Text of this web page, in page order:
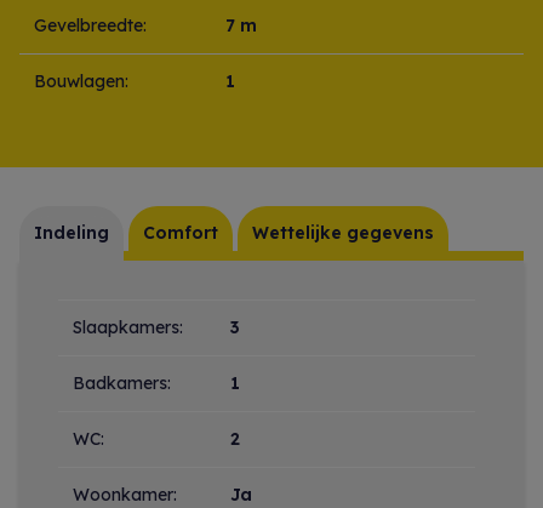
Gevelbreedte: 7 m
Bouwlagen: 1
Indeling Comfort Wettelijke gegevens
Indeling
Slaapkamers: 3
Badkamers: 1
WC: 2
Woonkamer: Ja